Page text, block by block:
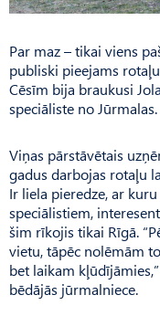
Par maz – tikai viens
publiski pieejams
Cēsīm bija braukusi
speciāliste no Jūrmalas.
Viņas pārstāvētais
gadus darbojas rotaļu
Ir liela pieredze, ar
speciālistiem,
šim rīkojis tikai Rīgā.
vietu, tāpēc nolēmām
bet laikam
bēdājās jūrmalniece.